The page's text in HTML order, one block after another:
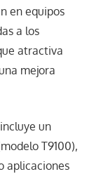
en equipos
a los
atractiva
mejora
un
T9100),
aplicaciones